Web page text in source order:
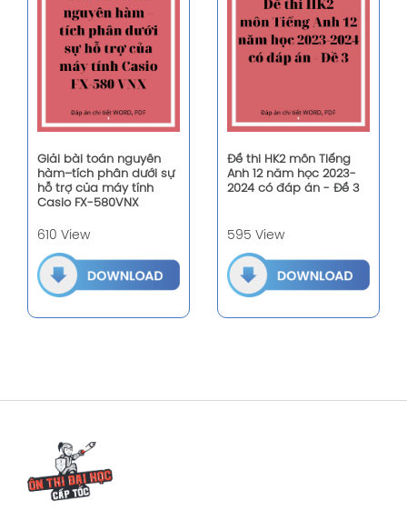
Giải bài toán nguyên
hàm–tích phân dưới sự
hỗ trợ của máy tính
Casio FX-580VNX
610 View
Đề thi HK2 môn Tiếng
Anh 12 năm học 2023-
2024 có đáp án - Đề 3
595 View